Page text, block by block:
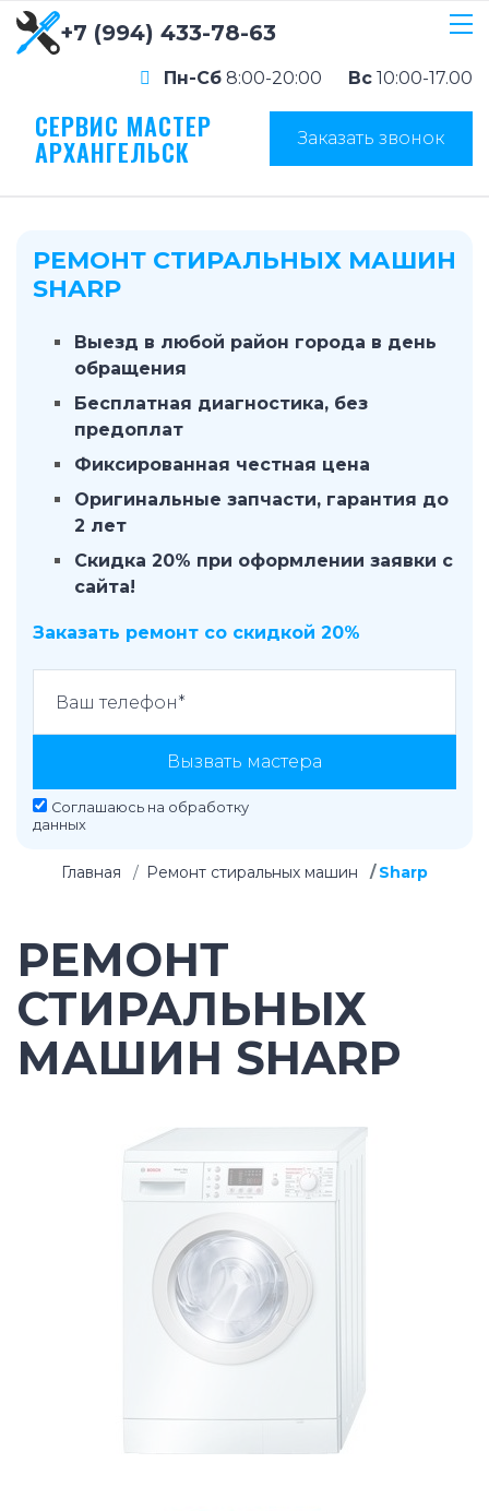
+7 (994) 433-78-63
Пн-Сб 8:00-20:00 Вс 10:00-17.00
СЕРВИС МАСТЕР
АРХАНГЕЛЬСК Заказать звонок
РЕМОНТ СТИРАЛЬНЫХ МАШИН
SHARP
Выезд в любой район города в день
обращения
Бесплатная диагностика, без
предоплат
Фиксированная честная цена
Оригинальные запчасти, гарантия до
2 лет
Скидка 20% при оформлении заявки с
сайта!
Заказать ремонт со скидкой 20%
Вызвать мастера
Соглашаюсь на обработку
данных
Главная Ремонт стиральных машин Sharp
РЕМОНТ
СТИРАЛЬНЫХ
МАШИН SHARP